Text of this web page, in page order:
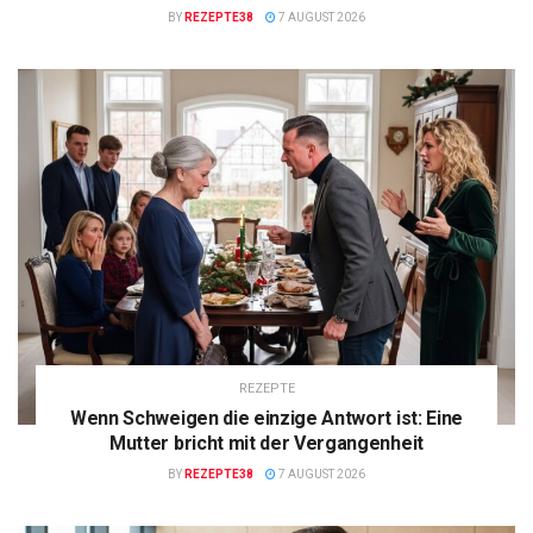
BY REZEPTE38 7 AUGUST 2026
REZEPTE
Wenn Schweigen die einzige Antwort ist: Eine
Mutter bricht mit der Vergangenheit
BY REZEPTE38 7 AUGUST 2026